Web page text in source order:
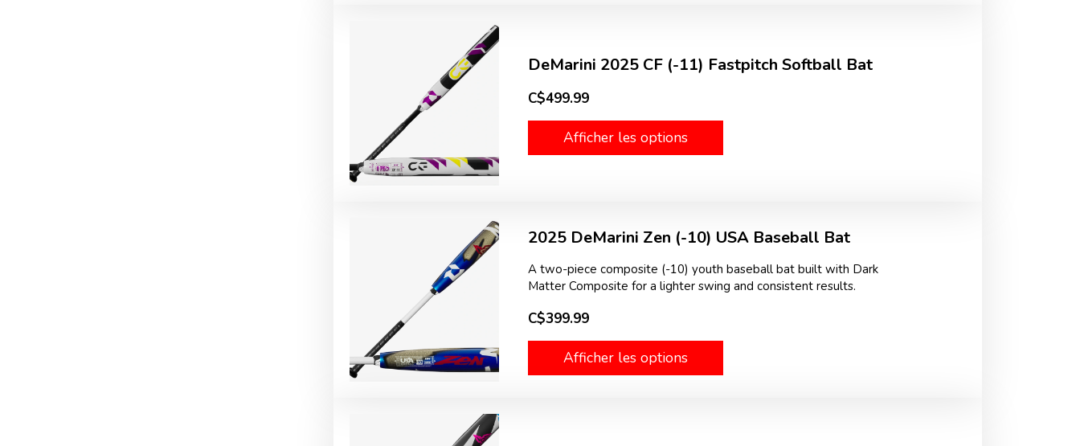
DeMarini 2025 CF (-11) Fastpitch Softball Bat
C$499.99
Afficher les options
2025 DeMarini Zen (-10) USA Baseball Bat
A two-piece composite (-10) youth baseball bat built with Dark
Matter Composite for a lighter swing and consistent results.
C$399.99
Afficher les options